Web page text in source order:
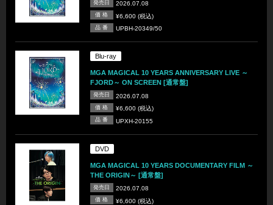
発売日 2026.07.08
価 格 ¥6,600 (税込)
品 番 UPBH-20349/50
Blu-ray
MGA MAGICAL 10 YEARS ANNIVERSARY LIVE ～
FJORD～ ON SCREEN [通常盤]
発売日 2026.07.08
価 格 ¥6,600 (税込)
品 番 UPXH-20155
DVD
MGA MAGICAL 10 YEARS DOCUMENTARY FILM ～
THE ORIGIN～ [通常盤]
発売日 2026.07.08
価 格 ¥6,600 (税込)